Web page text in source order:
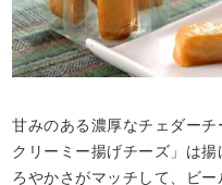
甘みのある濃厚なチェダー
クリーミー揚げチーズ」は
ろやかさがマッチして、ビー